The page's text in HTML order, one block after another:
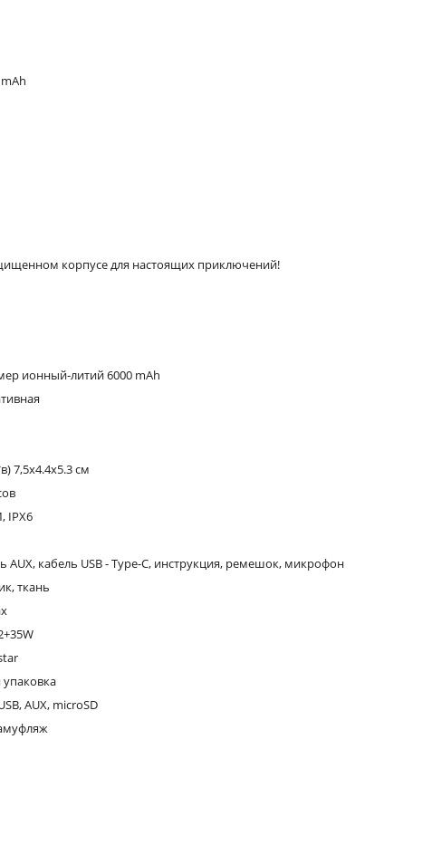
корпусе для настоящих приключений!
ионный-литий 6000 mAh
7,5х4.4х5.3 см
IPX6
AUX, кабель USB - Type-C, инструкция, ремешок, микрофон
ткань
упаковка
AUX, microSD